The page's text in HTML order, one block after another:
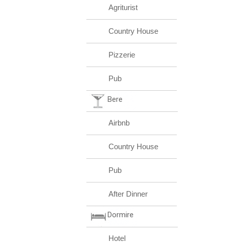
Agriturist
Country House
Pizzerie
Pub
Bere
Airbnb
Country House
Pub
After Dinner
Dormire
Hotel